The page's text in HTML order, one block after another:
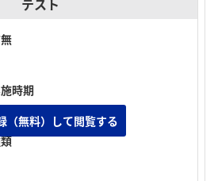
テスト
時期
（無料）して閲覧する